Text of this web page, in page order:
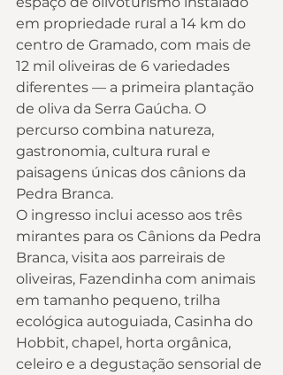
em propriedade rural a 14 km do
centro de Gramado, com mais de
12 mil oliveiras de 6 variedades
diferentes — a primeira plantação
de oliva da Serra Gaúcha. O
percurso combina natureza,
gastronomia, cultura rural e
paisagens únicas dos cânions da
Pedra Branca.
O ingresso inclui acesso aos três
mirantes para os Cânions da Pedra
Branca, visita aos parreirais de
oliveiras, Fazendinha com animais
em tamanho pequeno, trilha
ecológica autoguiada, Casinha do
Hobbit, chapel, horta orgânica,
celeiro e a degustação sensorial de